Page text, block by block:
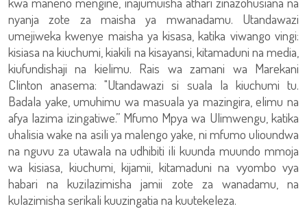
nyanja zote za maisha ya mwanadamu. Utandawazi
umejiweka kwenye maisha ya kisasa, katika viwango vingi:
kisiasa na kiuchumi, kiakili na kisayansi, kitamaduni na media,
kiufundishaji na kielimu. Rais wa zamani wa Marekani
Clinton anasema: "Utandawazi si suala la kiuchumi tu.
Badala yake, umuhimu wa masuala ya mazingira, elimu na
afya lazima izingatiwe.” Mfumo Mpya wa Ulimwengu, katika
uhalisia wake na asili ya malengo yake, ni mfumo ulioundwa
na nguvu za utawala na udhibiti ili kuunda muundo mmoja
wa kisiasa, kiuchumi, kijamii, kitamaduni na vyombo vya
habari na kuzilazimisha jamii zote za wanadamu, na
kulazimisha serikali kuuzingatia na kuutekeleza.